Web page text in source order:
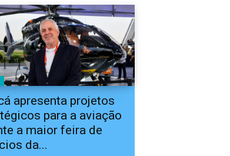
apresenta projetos
para a aviação
a maior feira de
da...